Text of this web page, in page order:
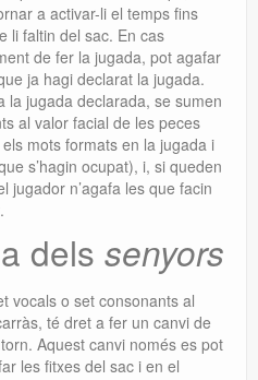
a activar-li el temps fins
li faltin del sac. En cas
de fer la jugada, pot agafar
ja hagi declarat la jugada.
la jugada declarada, se sumen
al valor facial de les peces
mots formats en la jugada i
s’hagin ocupat), i, si queden
jugador n’agafa les que facin
dels senyors
vocals o set consonants al
té dret a fer un canvi de
Aquest canvi només es pot
les fitxes del sac i en el